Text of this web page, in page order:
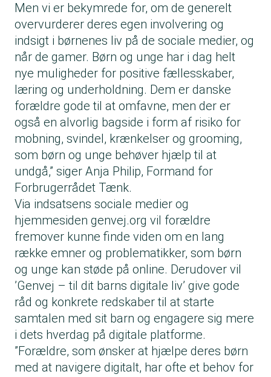
Men vi er bekymrede for, om de generelt
overvurderer deres egen involvering og
indsigt i børnenes liv på de sociale medier, og
når de gamer. Børn og unge har i dag helt
nye muligheder for positive fællesskaber,
læring og underholdning. Dem er danske
forældre gode til at omfavne, men der er
også en alvorlig bagside i form af risiko for
mobning, svindel, krænkelser og grooming,
som børn og unge behøver hjælp til at
undgå,” siger Anja Philip, Formand for
Forbrugerrådet Tænk.
Via indsatsens sociale medier og
hjemmesiden genvej.org vil forældre
fremover kunne finde viden om en lang
række emner og problematikker, som børn
og unge kan støde på online. Derudover vil
’Genvej – til dit barns digitale liv’ give gode
råd og konkrete redskaber til at starte
samtalen med sit barn og engagere sig mere
i dets hverdag på digitale platforme.
”Forældre, som ønsker at hjælpe deres børn
med at navigere digitalt, har ofte et behov for